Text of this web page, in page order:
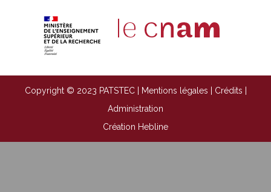
Copyright © 2023 PATSTEC | Mentions légales Crédits
Administration
Création Hebline